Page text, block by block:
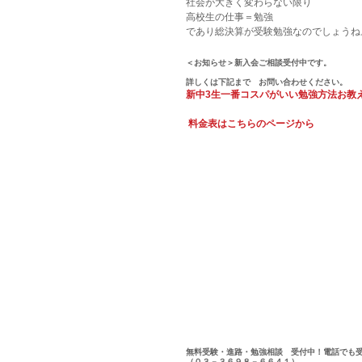
社会が大きく変わらない限り
高校生の仕事＝勉強
であり総決算が受験勉強なのでしょうね
＜お知らせ＞新入会ご相談受付中です。
詳しくは下記まで　お問い合わせください。
新中3生一番コスパがいい勉強方法お教
料金表はこちらのページから
無料受験・進路・勉強相談　受付中！電話でも